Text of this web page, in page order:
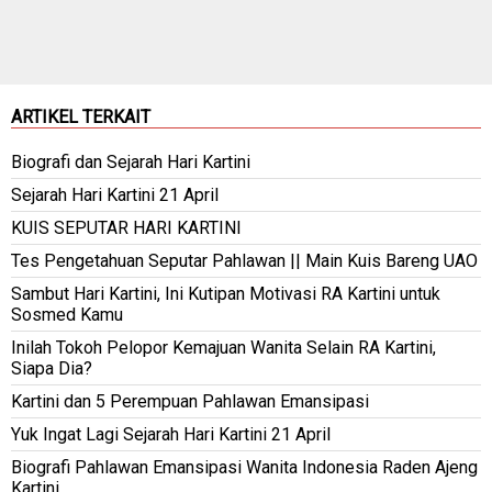
ARTIKEL TERKAIT
Biografi dan Sejarah Hari Kartini
Sejarah Hari Kartini 21 April
KUIS SEPUTAR HARI KARTINI
Tes Pengetahuan Seputar Pahlawan || Main Kuis Bareng UAO
Sambut Hari Kartini, Ini Kutipan Motivasi RA Kartini untuk
Sosmed Kamu
Inilah Tokoh Pelopor Kemajuan Wanita Selain RA Kartini,
Siapa Dia?
Kartini dan 5 Perempuan Pahlawan Emansipasi
Yuk Ingat Lagi Sejarah Hari Kartini 21 April
Biografi Pahlawan Emansipasi Wanita Indonesia Raden Ajeng